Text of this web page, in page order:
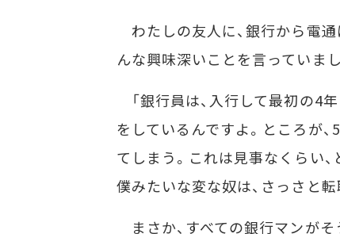
わたしの友人に、銀行から電
んな興味深いことを言っていまし
「銀行員は、入行して最初の4
をしているんですよ。ところが
てしまう。これは見事なくらい
僕みたいな変な奴は、さっさと転
まさか、すべての銀行マンが